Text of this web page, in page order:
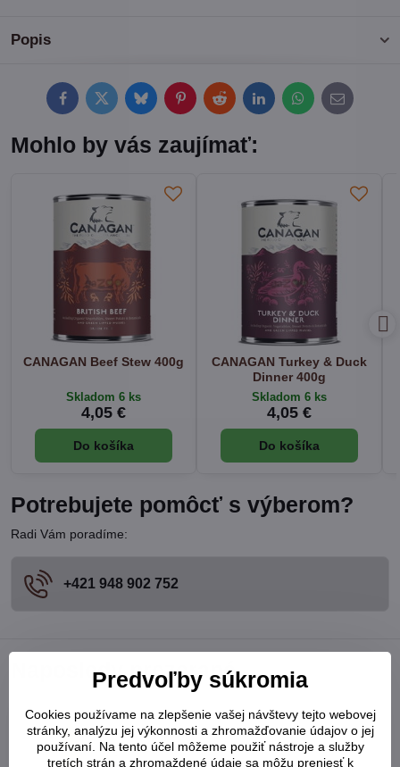
Popis
FacebookTwitterBlueskyPinterestRedditLinkedInWhatsApp
E-
mail
Mohlo by vás zaujímať:
CANAGAN Beef Stew 400g
Skladom 6 ks
4,05 €
Do košíka
CANAGAN Turkey & Duck
Dinner 400g
Skladom 6 ks
4,05 €
Do košíka
Potrebujete pomôcť s výberom?
Radi Vám poradíme:
+421 948 902 752
Naposledy prezerané
Predvoľby súkromia
Cookies používame na zlepšenie vašej návštevy tejto webovej
stránky, analýzu jej výkonnosti a zhromažďovanie údajov o jej
používaní. Na tento účel môžeme použiť nástroje a služby
tretích strán a zhromaždené údaje sa môžu preniesť k